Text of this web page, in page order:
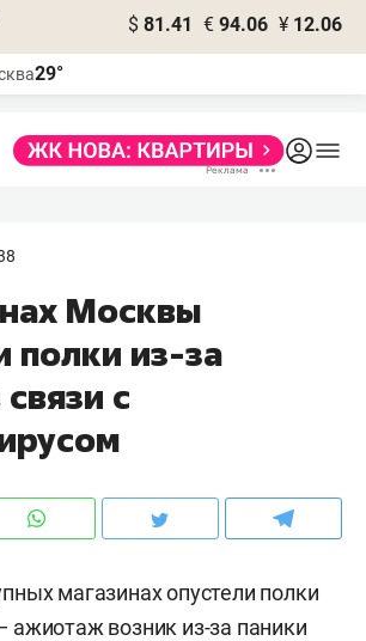
$ 81.41 € 94.06 ¥ 12.06
29°
Москвы
полки из-за
с
магазинах опустели полки
ажиотаж возник из-за паники